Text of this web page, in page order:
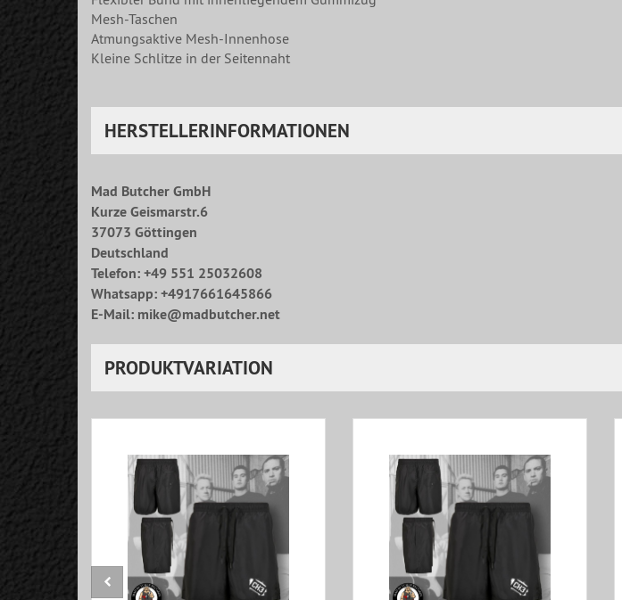
Mesh-Taschen
Atmungsaktive Mesh-Innenhose
Kleine Schlitze in der Seitennaht
HERSTELLERINFORMATIONEN
Mad Butcher GmbH
Kurze Geismarstr.6
37073 Göttingen
Deutschland
Telefon: +49 551 25032608
Whatsapp: +4917661645866
E-Mail: mike@madbutcher.net
PRODUKTVARIATION